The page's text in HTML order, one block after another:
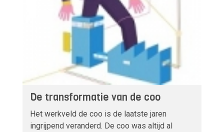
De transformatie van de coo
Het werkveld de coo is de laatste jaren
ingrijpend veranderd. De coo was altijd al